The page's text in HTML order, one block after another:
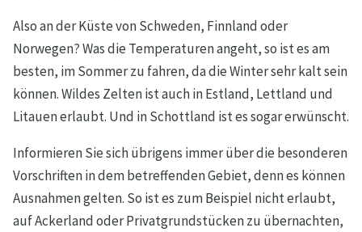
Also an der Küste von Schweden, Finnland oder
Norwegen? Was die Temperaturen angeht, so ist es am
besten, im Sommer zu fahren, da die Winter sehr kalt sein
können. Wildes Zelten ist auch in Estland, Lettland und
Litauen erlaubt. Und in Schottland ist es sogar erwünscht.
Informieren Sie sich übrigens immer über die besonderen
Vorschriften in dem betreffenden Gebiet, denn es können
Ausnahmen gelten. So ist es zum Beispiel nicht erlaubt,
auf Ackerland oder Privatgrundstücken zu übernachten,